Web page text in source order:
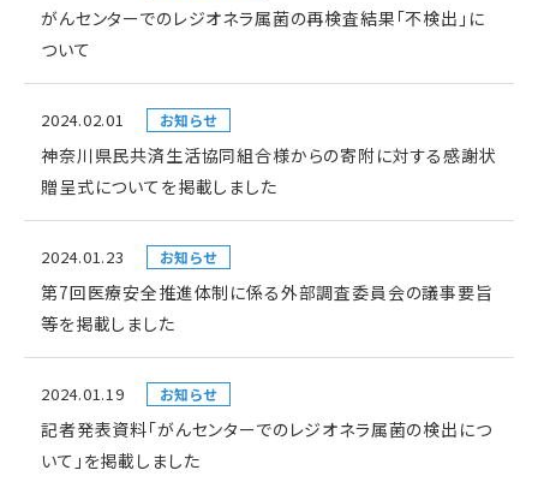
がんセンターでのレジオネラ属菌の再検査結果「不検出」に
ついて
2024.02.01 お知らせ
神奈川県民共済生活協同組合様からの寄附に対する感謝状
贈呈式についてを掲載しました
2024.01.23 お知らせ
第7回医療安全推進体制に係る外部調査委員会の議事要旨
等を掲載しました
2024.01.19 お知らせ
記者発表資料「がんセンターでのレジオネラ属菌の検出につ
いて」を掲載しました